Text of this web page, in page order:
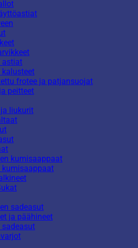
astiat
kalusteet
frotee ja patjansuojat
peitteet
liukurit
kumisaappaat
kumisaappaat
sadeasut
ja päähineet
sadeasut